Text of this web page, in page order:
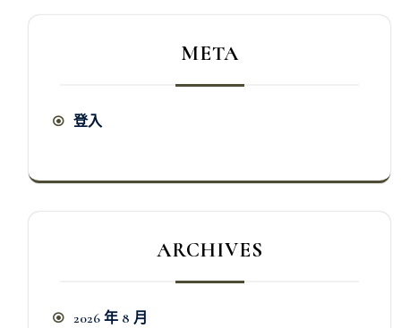
META
登入
ARCHIVES
2026 年 8 月